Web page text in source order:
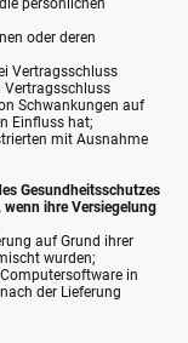
persönlichen
oder deren
Vertragsschluss
Vertragsschluss
Schwankungen auf
Einfluss hat;
mit Ausnahme
Gesundheitsschutzes
ihre Versiegelung
auf Grund ihrer
wurden;
in
der Lieferung